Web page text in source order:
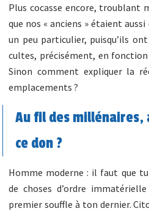
Plus cocasse encore, troublant
que nos « anciens » étaient
un peu particulier, puisqu’ils
cultes, précisément, en
Sinon comment expliquer la
emplacements ?
Au fil des millénaires,
ce don ?
Homme moderne : il faut que
de choses d’ordre
premier souffle à ton dernier.